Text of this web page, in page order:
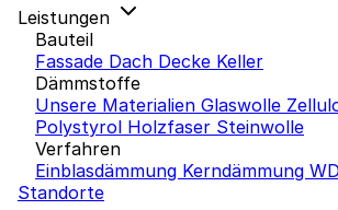
Leistungen
Bauteil
Fassade Dach Decke Keller
Dämmstoffe
Unsere Materialien Glaswolle
Polystyrol Holzfaser Steinwolle
Verfahren
Einblasdämmung Kerndämmung
Standorte